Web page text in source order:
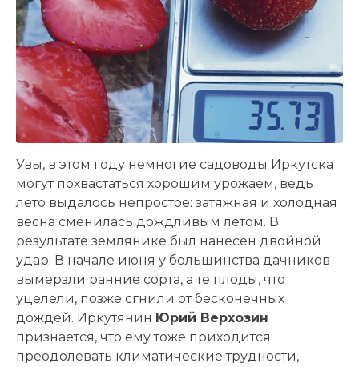
Увы, в этом году немногие садоводы Иркутска
могут похвастаться хорошим урожаем, ведь
лето выдалось непростое: затяжная и холодная
весна сменилась дождливым летом. В
результате землянике был нанесен двойной
удар. В начале июня у большинства дачников
вымерзли ранние сорта, а те плоды, что
уцелели, позже сгнили от бесконечных
дождей. Иркутянин Юрий Верхозин
признается, что ему тоже приходится
преодолевать климатические трудности,